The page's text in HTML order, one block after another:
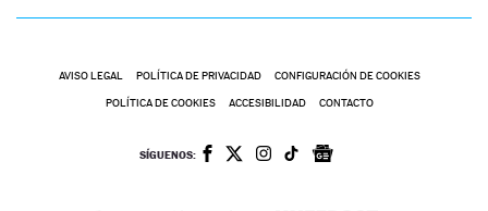
AVISO LEGAL POLÍTICA DE PRIVACIDAD CONFIGURACIÓN DE COOKIES
POLÍTICA DE COOKIES ACCESIBILIDAD CONTACTO
SÍGUENOS: